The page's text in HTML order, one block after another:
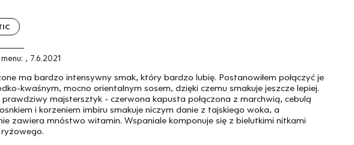
, 7.6.2021
ma bardzo intensywny smak, który bardzo lubię. Postanowiłem połączyć je
kwaśnym, mocno orientalnym sosem, dzięki czemu smakuje jeszcze lepiej.
prawdziwy majstersztyk - czerwona kapusta połączona z marchwią, cebulą
i korzeniem imbiru smakuje niczym danie z tajskiego woka, a
zawiera mnóstwo witamin. Wspaniale komponuje się z bielutkimi nitkami